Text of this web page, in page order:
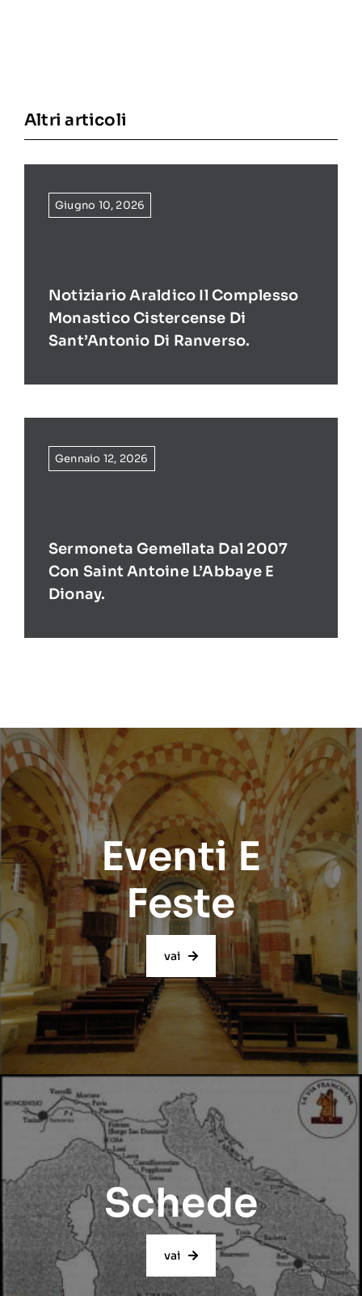
Altri articoli
Giugno 10, 2026
Notiziario Araldico Il Complesso
Monastico Cistercense Di
Sant’Antonio Di Ranverso.
Gennaio 12, 2026
Sermoneta Gemellata Dal 2007
Con Saint Antoine L’Abbaye E
Dionay.
Eventi E
Feste
vai
Schede
vai